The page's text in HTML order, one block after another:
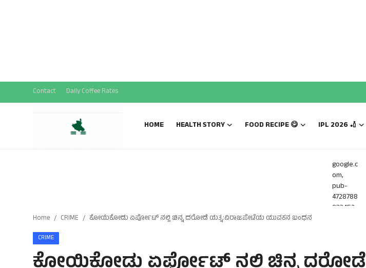
Contact Daily Coffee Rates
HOME HEALTH STORY FOOD RECIPE 😋 IPL 2026 🏏
Sports News
google.c
om,
pub-
4728788
933452
a0
Home CRIME ಕೋಯಿಕೋಡು ಏರ್ಪೋಟ್ ನಲ್ಲಿ ಚಿನ್ನ ದರೋಡೆ ಯತ್ನ:ವಿರಾಜಪೇಟೆಯ ಯುವಕನ ಬಂಧನ
CRIME